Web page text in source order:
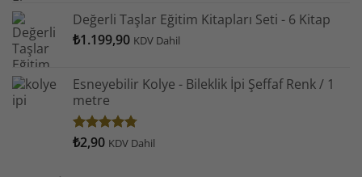
aldı
Değerli Taşlar Eğitim Kitapları Seti - 6 Kitap
₺1.199,90 KDV Dahil
Esneyebilir Kolye - Bileklik İpi Şeffaf Renk / 1
metre
5
₺2,90 KDV Dahil